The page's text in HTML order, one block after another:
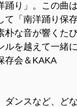
踊り」。この曲
て「南洋踊り保
朴な音が響くた
ルを越えて一緒
存会＆KAKA
ダンスなど、ど